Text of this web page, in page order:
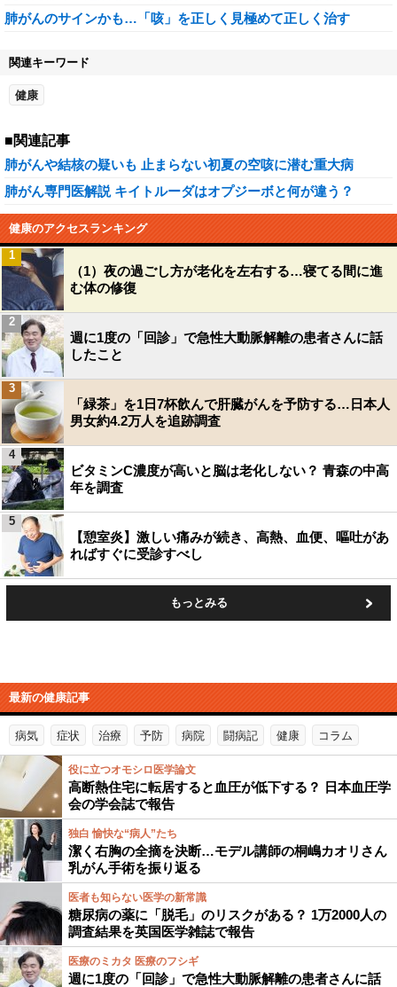
肺がんのサインかも…「咳」を正しく見極めて正しく治す
関連キーワード
健康
■関連記事
肺がんや結核の疑いも 止まらない初夏の空咳に潜む重大病
肺がん専門医解説 キイトルーダはオプジーボと何が違う？
健康のアクセスランキング
（1）夜の過ごし方が老化を左右する…寝てる間に進
む体の修復
1
週に1度の「回診」で急性大動脈解離の患者さんに話
したこと
2
「緑茶」を1日7杯飲んで肝臓がんを予防する…日本人
男女約4.2万人を追跡調査
3
ビタミンC濃度が高いと脳は老化しない？ 青森の中高
年を調査
4
【憩室炎】激しい痛みが続き、高熱、血便、嘔吐があ
ればすぐに受診すべし
5
もっとみる
最新の健康記事
病気 症状 治療 予防 病院 闘病記 健康 コラム
役に立つオモシロ医学論文
高断熱住宅に転居すると血圧が低下する？ 日本血圧学
会の学会誌で報告
独白 愉快な“病人”たち
潔く右胸の全摘を決断…モデル講師の桐嶋カオリさん
乳がん手術を振り返る
医者も知らない医学の新常識
糖尿病の薬に「脱毛」のリスクがある？ 1万2000人の
調査結果を英国医学雑誌で報告
医療のミカタ 医療のフシギ
週に1度の「回診」で急性大動脈解離の患者さんに話